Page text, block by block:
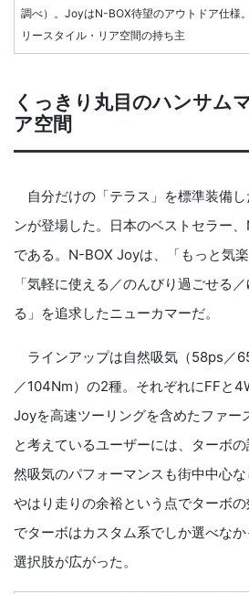
調べ）。JoyはN-BOX待望のアウトドア仕様
リースタイル・リア空間の持ち主
くっきり丸目のハンサム
ア空間
自分だけの「テラス」を標準装備
ンが登場した。日本のベストセラー
である。N-BOX Joyは、「もっと気楽
「気軽に使える／のんびり過ごせる
る」を追求したニューカマーだ。
ラインアップは自然吸気（58ps／
／104Nm）の2種。それぞれにFFと
Joyを高速ツーリングを含めたファー
と考えているユーザーには、ターボ
然吸気のパフォーマンスも街中中心な
やはり走りの余裕という点でターボ
でターボはカスタム系でしか選べなか
選択肢が広がった。